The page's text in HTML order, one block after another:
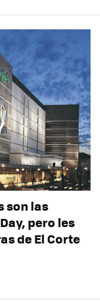
son las
pero les
de El Corte